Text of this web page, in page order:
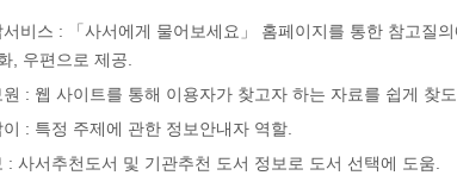
서비스 : 「사서에게 물어보세요」 홈페이지를 통한 참고질
, 우편으로 제공.
: 웹 사이트를 통해 이용자가 찾고자 하는 자료를 쉽게 찾
: 특정 주제에 관한 정보안내자 역할.
: 사서추천도서 및 기관추천 도서 정보로 도서 선택에 도움.